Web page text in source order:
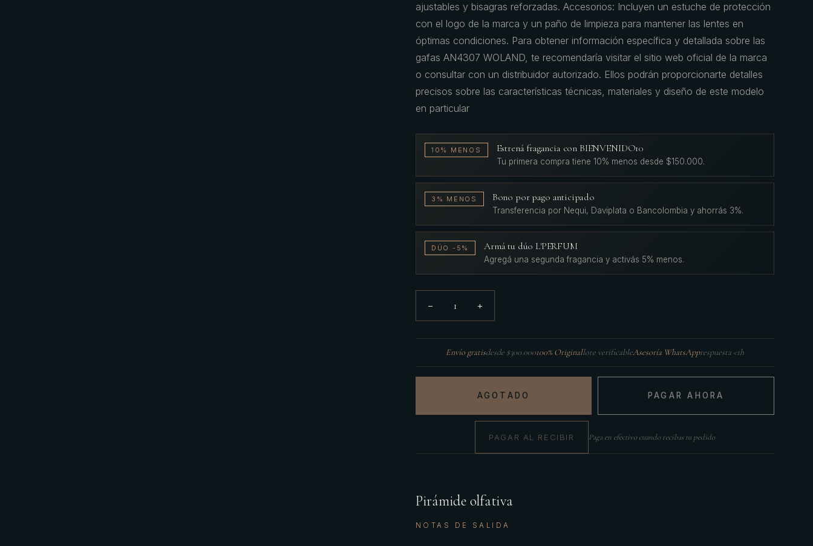
ajustables y bisagras reforzadas. Accesorios: Incluyen un estuche de protección
con el logo de la marca y un paño de limpieza para mantener las lentes en
óptimas condiciones. Para obtener información específica y detallada sobre las
gafas AN4307 WOLAND, te recomendaría visitar el sitio web oficial de la marca
o consultar con un distribuidor autorizado. Ellos podrán proporcionarte detalles
precisos sobre las características técnicas, materiales y diseño de este modelo
en particular
10% MENOS Estrená fragancia con BIENVENIDO10
Tu primera compra tiene 10% menos desde $150.000.
3% MENOS Bono por pago anticipado
Transferencia por Nequi, Daviplata o Bancolombia y ahorrás 3%.
DÚO -5% Armá tu dúo L'PERFUM
Agregá una segunda fragancia y activás 5% menos.
− 1 +
Envío gratisdesde $300.000100% Originallote verificableAsesoría WhatsApprespuesta <1h
AGOTADO PAGAR AHORA
PAGAR AL RECIBIR Paga en efectivo cuando recibas tu pedido
Pirámide olfativa
NOTAS DE SALIDA